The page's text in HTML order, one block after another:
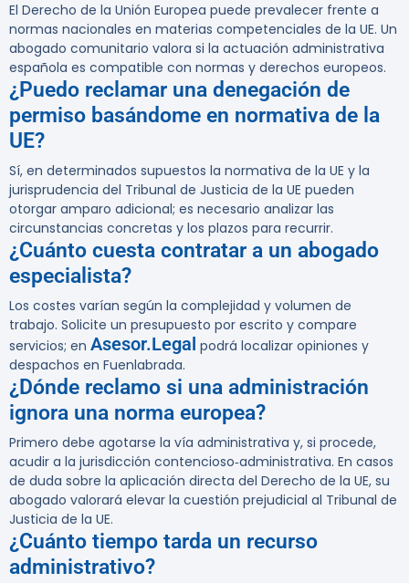
El Derecho de la Unión Europea puede prevalecer frente a
normas nacionales en materias competenciales de la UE. Un
abogado comunitario valora si la actuación administrativa
española es compatible con normas y derechos europeos.
¿Puedo reclamar una denegación de
permiso basándome en normativa de la
UE?
Sí, en determinados supuestos la normativa de la UE y la
jurisprudencia del Tribunal de Justicia de la UE pueden
otorgar amparo adicional; es necesario analizar las
circunstancias concretas y los plazos para recurrir.
¿Cuánto cuesta contratar a un abogado
especialista?
Los costes varían según la complejidad y volumen de
trabajo. Solicite un presupuesto por escrito y compare
servicios; en Asesor.Legal podrá localizar opiniones y
despachos en Fuenlabrada.
¿Dónde reclamo si una administración
ignora una norma europea?
Primero debe agotarse la vía administrativa y, si procede,
acudir a la jurisdicción contencioso‑administrativa. En casos
de duda sobre la aplicación directa del Derecho de la UE, su
abogado valorará elevar la cuestión prejudicial al Tribunal de
Justicia de la UE.
¿Cuánto tiempo tarda un recurso
administrativo?